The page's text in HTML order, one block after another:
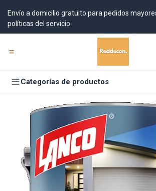
Envío a domicilio gratuito para pedidos
políticas del servicio
Categorías de productos